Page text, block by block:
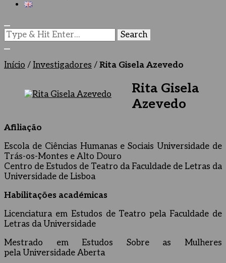
Looking
for
Início / Investigadores / Rita Gisela Azevedo
Rita Gisela
Azevedo
Afiliação
Escola de Ciências Humanas e Sociais Universidade de
Trás-os-Montes e Alto Douro
Centro de Estudos de Teatro da Faculdade de Letras da
Universidade de Lisboa
Habilitações académicas
Licenciatura em Estudos de Teatro pela Faculdade de
Letras da Universidade
Mestrado em Estudos Sobre as Mulheres
pela Universidade Aberta